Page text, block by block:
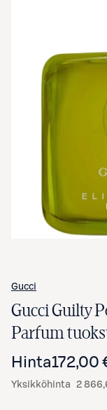
Gucci
Gucci Guilty
Parfum
Hinta172,00
Yksikköhinta 2